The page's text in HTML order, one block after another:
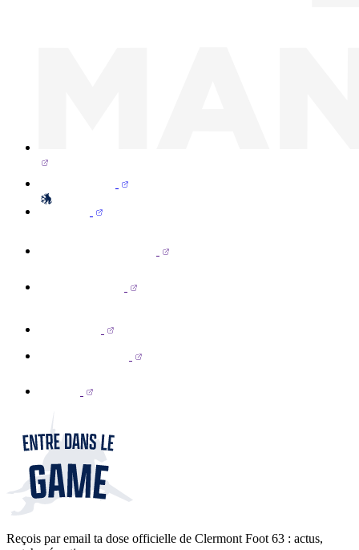
Reçois par email ta dose officielle de Clermont Foot 63 : actus,